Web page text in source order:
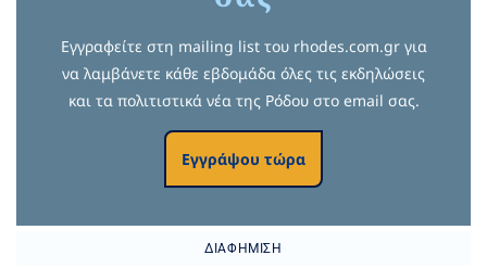
Εγγραφείτε στη mailing list του rhodes.com.gr για
να λαμβάνετε κάθε εβδομάδα όλες τις εκδηλώσεις
και τα πολιτιστικά νέα της Ρόδου στο email σας.
Εγγράψου τώρα
ΔΙΑΦΉΜΙΣΗ